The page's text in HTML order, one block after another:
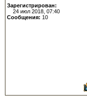
Зарегистрирован:
24 июл 2018, 07:40
Сообщения: 10